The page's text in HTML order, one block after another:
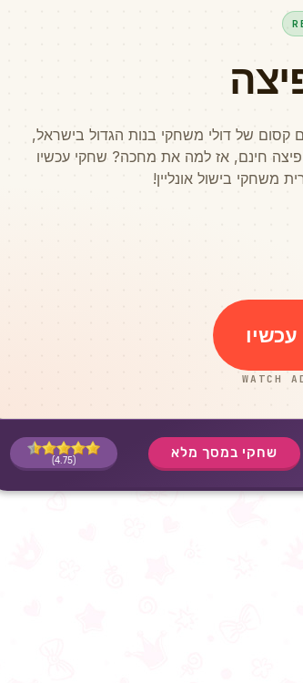
שחקי במסך מלא (4.75)